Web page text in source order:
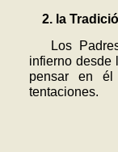
2. la
Los Padres
infierno desde
pensar en
tentaciones.